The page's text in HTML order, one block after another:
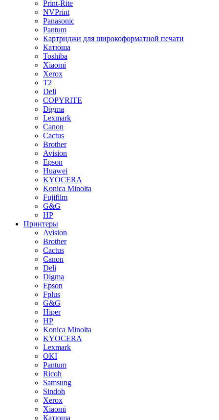
Print-Rite
NVPrint
Panasonic
Pantum
Картриджи для широкоформатной печати
Катюша
Toshiba
Xiaomi
Xerox
T2
Deli
COPYRITE
Digma
Lexmark
Canon
Cactus
Brother
Avision
Epson
Huawei
KYOCERA
Konica Minolta
Fujifilm
G&G
HP
Принтеры
Avision
Brother
Cactus
Canon
Deli
Digma
Epson
Fplus
G&G
Hiper
HP
Konica Minolta
KYOCERA
Lexmark
OKI
Pantum
Ricoh
Samsung
Sindoh
Xerox
Xiaomi
Катюша